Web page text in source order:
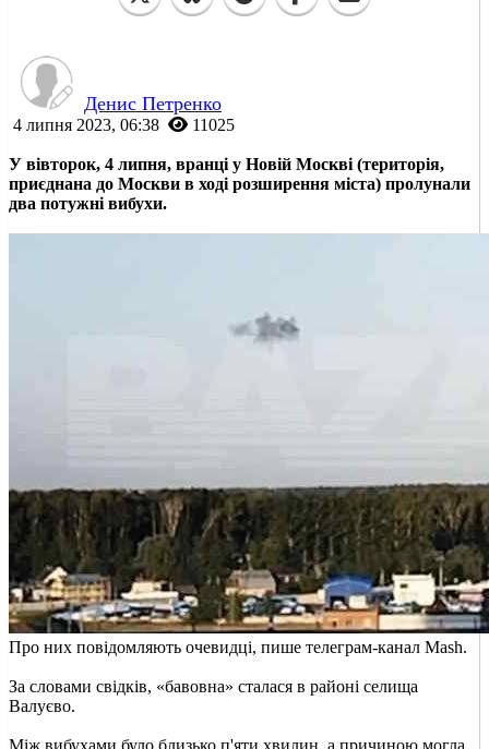
Денис Петренко
4 липня 2023, 06:38 11025
У вівторок, 4 липня, вранці у Новій Москві (територія,
приєднана до Москви в ході розширення міста) пролунали
два потужні вибухи.
Про них повідомляють очевидці, пише телеграм-канал Mash.
За словами свідків, «бавовна» сталася в районі селища
Валуєво.
Між вибухами було близько п'яти хвилин, а причиною могла